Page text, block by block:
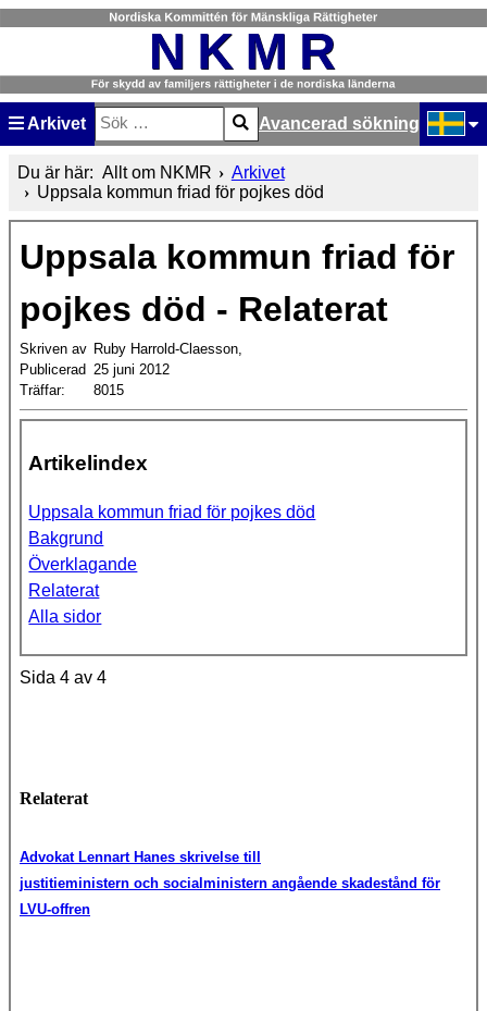
Arkivet
Sök
Type 2 or more characters for results.
Avancerad sökning
Du är här: Allt om NKMR
Arkivet
Uppsala kommun friad för pojkes död
Uppsala kommun friad för
pojkes död - Relaterat
Skriven av Ruby Harrold-Claesson,
Publicerad 25 juni 2012
Träffar:
8015
Artikelindex
Uppsala kommun friad för pojkes död
Bakgrund
Överklagande
Relaterat
Alla sidor
Sida 4 av 4
Relaterat
Advokat Lennart Hanes skrivelse till
justitieministern och socialministern angående skadestånd för
LVU-offren